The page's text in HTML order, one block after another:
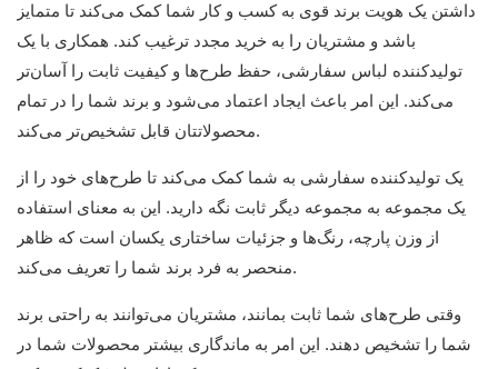
داشتن یک هویت برند قوی به کسب و کار شما کمک می‌کند تا متمایز
باشد و مشتریان را به خرید مجدد ترغیب کند. همکاری با یک
تولیدکننده لباس سفارشی، حفظ طرح‌ها و کیفیت ثابت را آسان‌تر
می‌کند. این امر باعث ایجاد اعتماد می‌شود و برند شما را در تمام
محصولاتتان قابل تشخیص‌تر می‌کند.
یک تولیدکننده سفارشی به شما کمک می‌کند تا طرح‌های خود را از
یک مجموعه به مجموعه دیگر ثابت نگه دارید. این به معنای استفاده
از وزن پارچه، رنگ‌ها و جزئیات ساختاری یکسان است که ظاهر
منحصر به فرد برند شما را تعریف می‌کند.
وقتی طرح‌های شما ثابت بمانند، مشتریان می‌توانند به راحتی برند
شما را تشخیص دهند. این امر به ماندگاری بیشتر محصولات شما در